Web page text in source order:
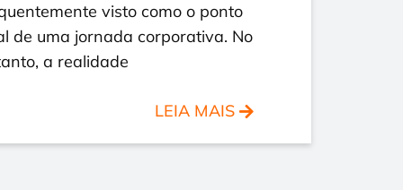
visto como o ponto
de uma jornada corporativa. No
a realidade
LEIA MAIS